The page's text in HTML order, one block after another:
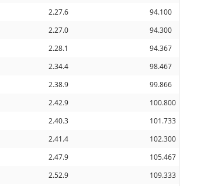
2.27.6
94.100
2.27.0
94.300
2.28.1
94.367
2.34.4
98.467
2.38.9
99.866
2.42.9
100.800
2.40.3
101.733
2.41.4
102.300
2.47.9
105.467
2.52.9
109.333